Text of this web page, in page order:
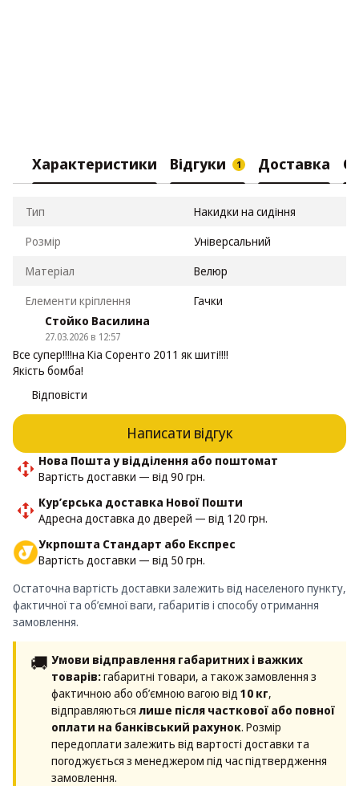
Характеристики Відгуки 1 Доставка
Тип
Накидки на сидіння
Розмір
Універсальний
Матеріал
Велюр
Елементи кріплення
Гачки
Стойко Василина
27.03.2026 в 12:57
Все супер!!!!на Кіа Соренто 2011 як шиті!!!!
Якість бомба!
Відповісти
Написати відгук
Нова Пошта у відділення або поштомат
Вартість доставки — від 90 грн.
Кур’єрська доставка Нової Пошти
Адресна доставка до дверей — від 120 грн.
Укрпошта Стандарт або Експрес
Вартість доставки — від 50 грн.
Остаточна вартість доставки залежить від населеного пункту,
фактичної та об’ємної ваги, габаритів і способу отримання
замовлення.
🚚 Умови відправлення габаритних і важких
товарів:габаритні товари, а також замовлення з
фактичною або об’ємною вагою від 10 кг,
відправляються лише після часткової або повної
оплати на банківський рахунок. Розмір
передоплати залежить від вартості доставки та
погоджується з менеджером під час підтвердження
замовлення.